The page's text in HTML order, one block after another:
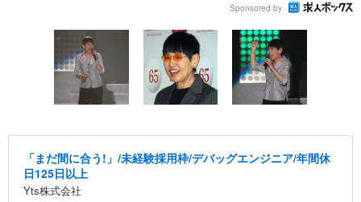
Sponsored by
「まだ間に合う!」/未経験採用枠/デバッグエンジニア/年間休
日125日以上
Yts株式会社